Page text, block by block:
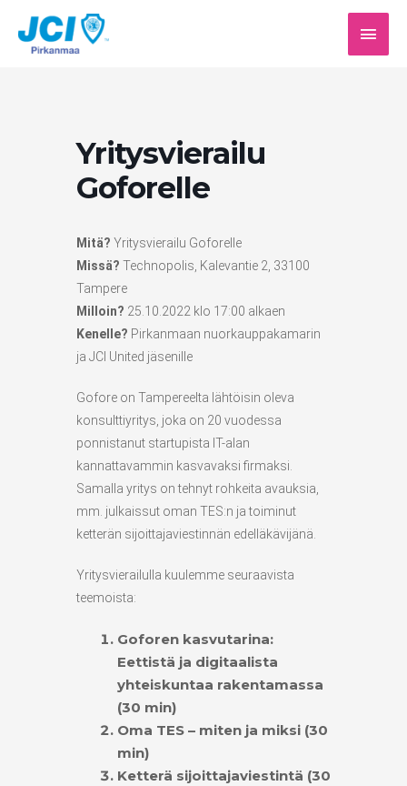
sisältöön
Yritysvierailu
Goforelle
Mitä? Yritysvierailu Goforelle
Missä? Technopolis, Kalevantie 2, 33100
Tampere
Milloin? 25.10.2022 klo 17:00 alkaen
Kenelle? Pirkanmaan nuorkauppakamarin
ja JCI United jäsenille
Gofore on Tampereelta lähtöisin oleva
konsulttiyritys, joka on 20 vuodessa
ponnistanut startupista IT-alan
kannattavammin kasvavaksi firmaksi.
Samalla yritys on tehnyt rohkeita avauksia,
mm. julkaissut oman TES:n ja toiminut
ketterän sijoittajaviestinnän edelläkävijänä.
Yritysvierailulla kuulemme seuraavista
teemoista:
Goforen kasvutarina:
Eettistä ja digitaalista
yhteiskuntaa rakentamassa
(30 min)
Oma TES – miten ja miksi (30
min)
Ketterä sijoittajaviestintä (30